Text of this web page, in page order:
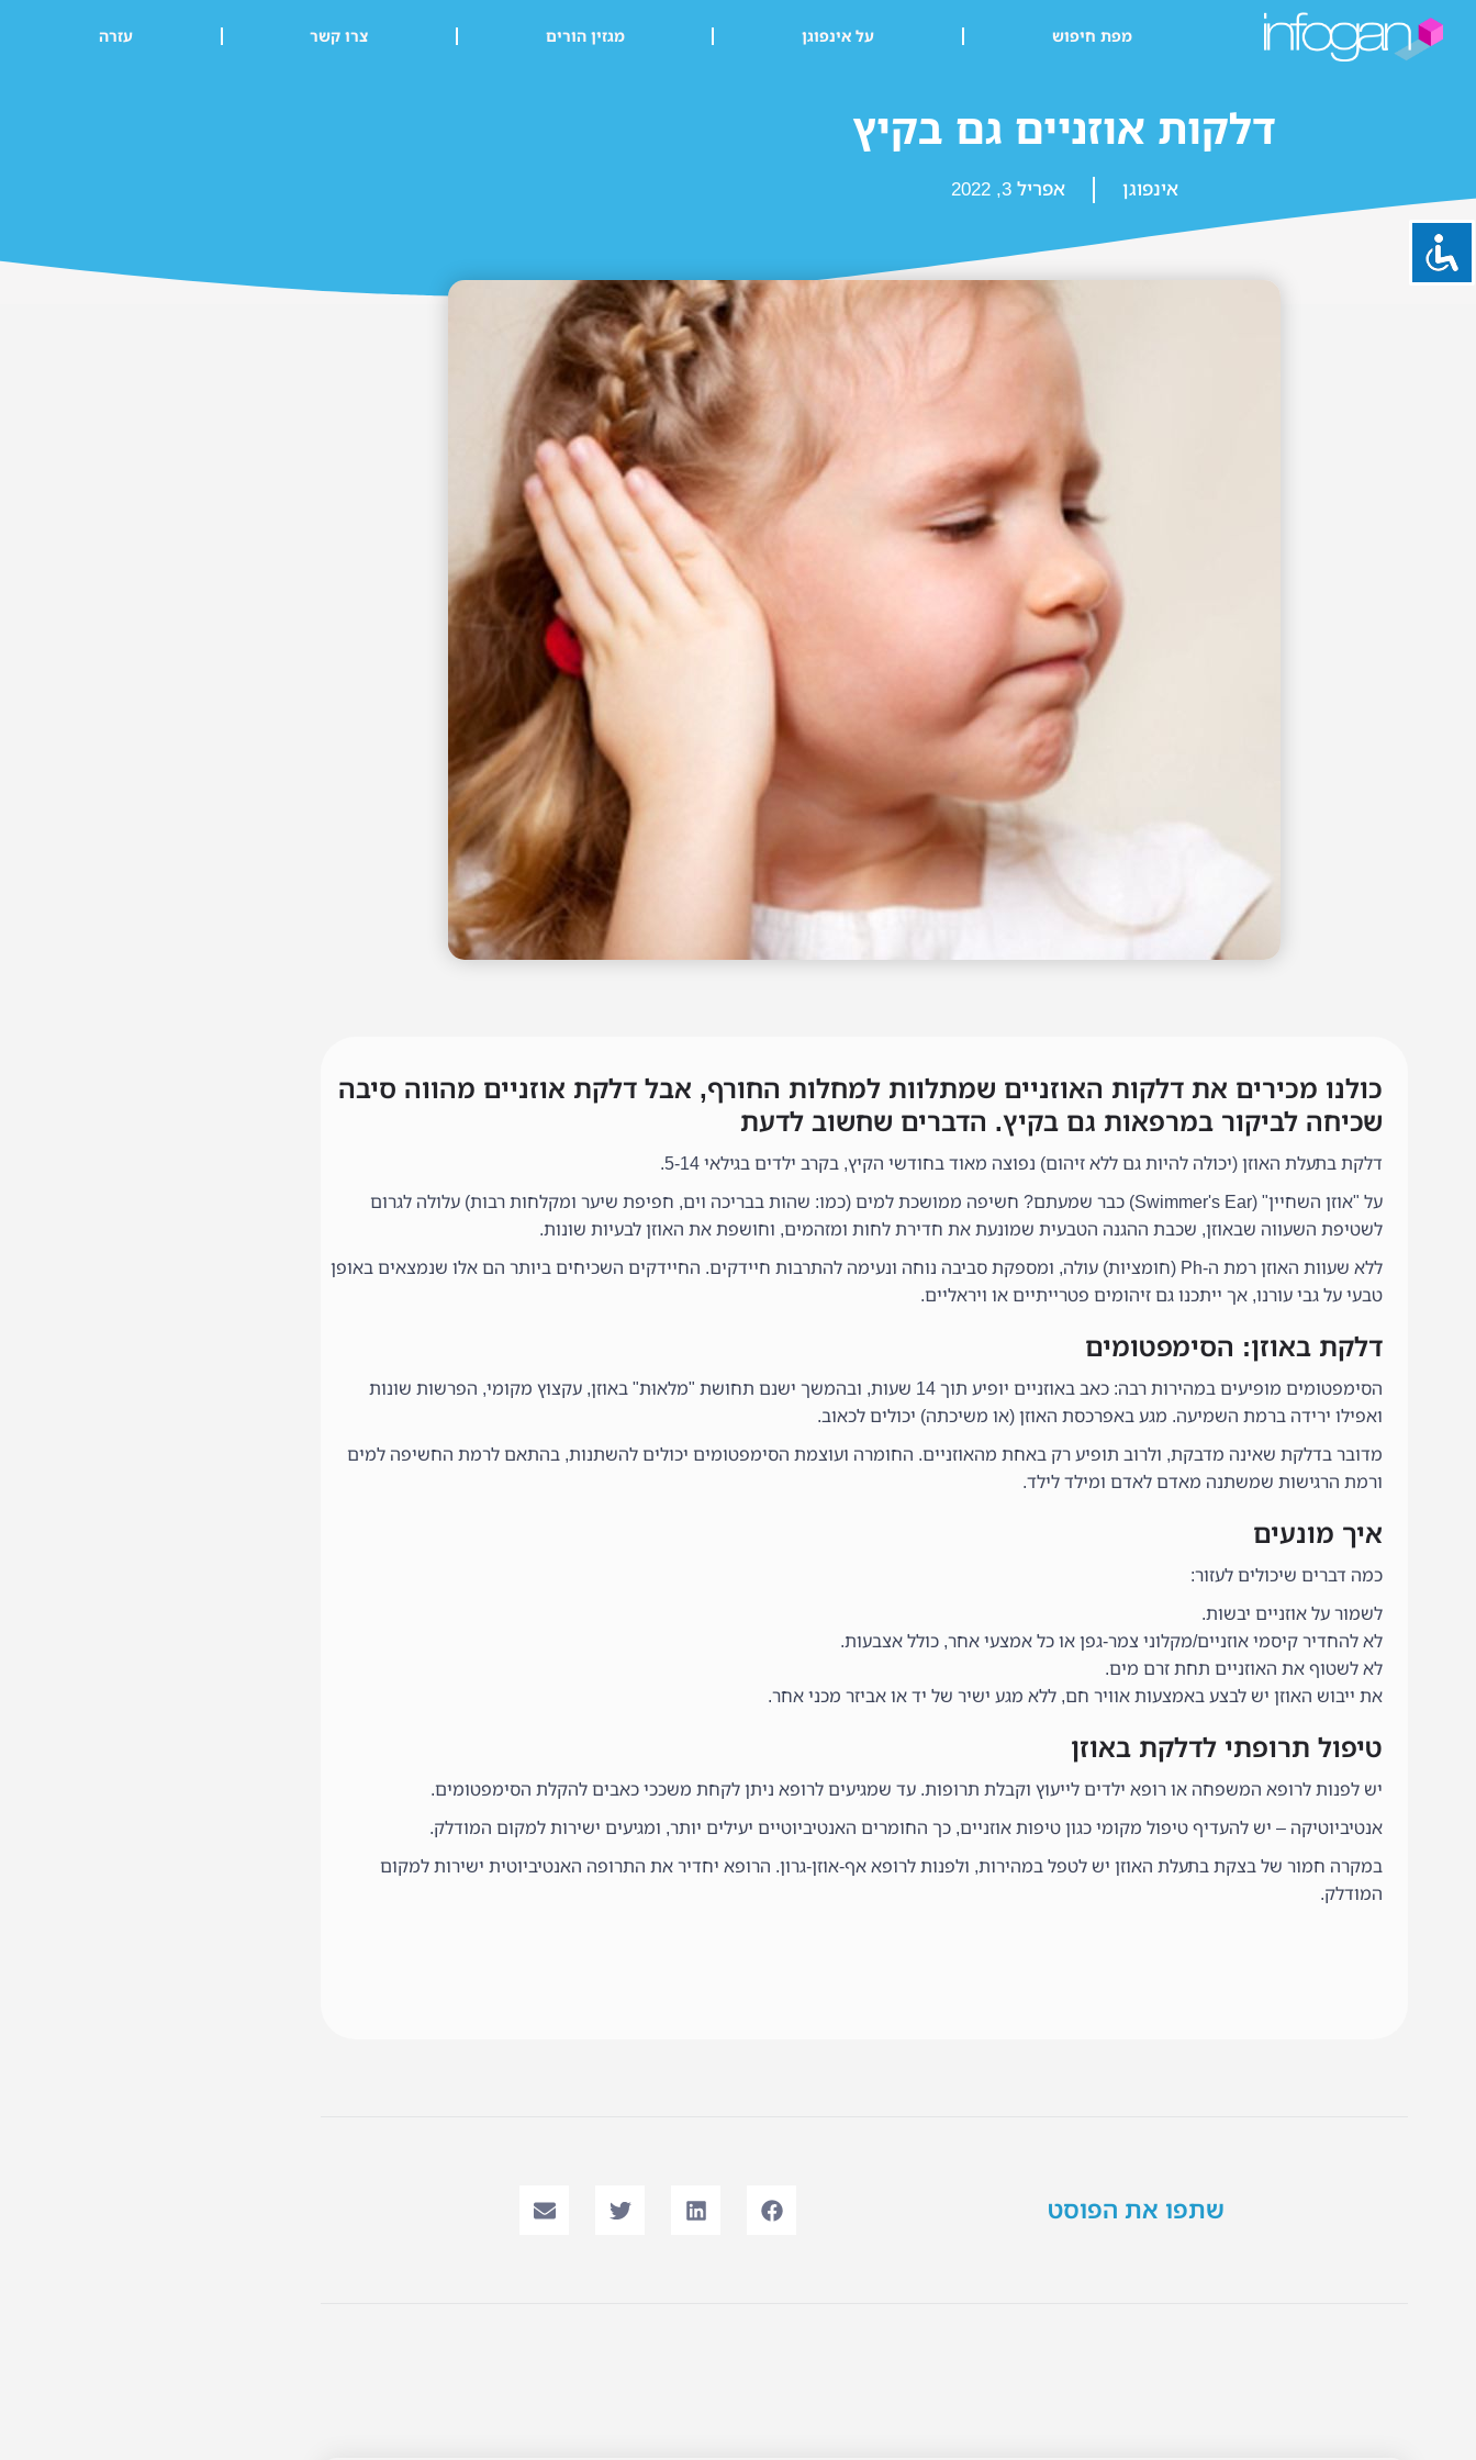
מפת חיפוש על אינפוגן מגזין הורים צרו קשר עזרה
דלקות אוזניים גם בקיץ
אינפוגן אפריל 3, 2022
כולנו מכירים את דלקות האוזניים שמתלוות למחלות החורף, אבל דלקת אוזניים מהווה סיבה
שכיחה לביקור במרפאות גם בקיץ. הדברים שחשוב לדעת
דלקת בתעלת האוזן (יכולה להיות גם ללא זיהום) נפוצה מאוד בחודשי הקיץ, בקרב ילדים בגילאי 5-14.
על "אוזן השחיין" (Swimmer's Ear) כבר שמעתם? חשיפה ממושכת למים (כמו: שהות בבריכה וים, חפיפת שיער ומקלחות רבות) עלולה לגרום
לשטיפת השעווה שבאוזן, שכבת ההגנה הטבעית שמונעת את חדירת לחות ומזהמים, וחושפת את האוזן לבעיות שונות.
ללא שעוות האוזן רמת ה-Ph (חומציות) עולה, ומספקת סביבה נוחה ונעימה להתרבות חיידקים. החיידקים השכיחים ביותר הם אלו שנמצאים באופן
טבעי על גבי עורנו, אך ייתכנו גם זיהומים פטרייתיים או ויראליים.
דלקת באוזן: הסימפטומים
הסימפטומים מופיעים במהירות רבה: כאב באוזניים יופיע תוך 14 שעות, ובהמשך ישנם תחושת "מלאוּת" באוזן, עקצוץ מקומי, הפרשות שונות
ואפילו ירידה ברמת השמיעה. מגע באפרכסת האוזן (או משיכתה) יכולים לכאוב.
מדובר בדלקת שאינה מדבקת, ולרוב תופיע רק באחת מהאוזניים. החומרה ועוצמת הסימפטומים יכולים להשתנות, בהתאם לרמת החשיפה למים
ורמת הרגישות שמשתנה מאדם לאדם ומילד לילד.
איך מונעים
כמה דברים שיכולים לעזור:
לשמור על אוזניים יבשות.
לא להחדיר קיסמי אוזניים/מקלוני צמר-גפן או כל אמצעי אחר, כולל אצבעות.
לא לשטוף את האוזניים תחת זרם מים.
את ייבוש האוזן יש לבצע באמצעות אוויר חם, ללא מגע ישיר של יד או אביזר מכני אחר.
טיפול תרופתי לדלקת באוזן
יש לפנות לרופא המשפחה או רופא ילדים לייעוץ וקבלת תרופות. עד שמגיעים לרופא ניתן לקחת משככי כאבים להקלת הסימפטומים.
אנטיביוטיקה – יש להעדיף טיפול מקומי כגון טיפות אוזניים, כך החומרים האנטיביוטיים יעילים יותר, ומגיעים ישירות למקום המודלק.
במקרה חמור של בצקת בתעלת האוזן יש לטפל במהירות, ולפנות לרופא אף-אוזן-גרון. הרופא יחדיר את התרופה האנטיביוטית ישירות למקום
המודלק.
שתפו את הפוסט